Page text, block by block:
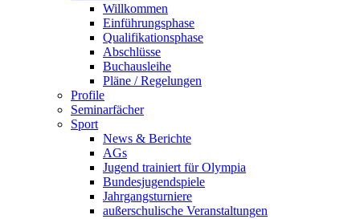
Willkommen
Einführungsphase
Qualifikationsphase
Abschlüsse
Buchausleihe
Pläne / Regelungen
Profile
Seminarfächer
Sport
News & Berichte
AGs
Jugend trainiert für Olympia
Bundesjugendspiele
Jahrgangsturniere
außerschulische Veranstaltungen